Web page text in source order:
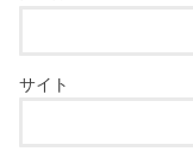
サイト